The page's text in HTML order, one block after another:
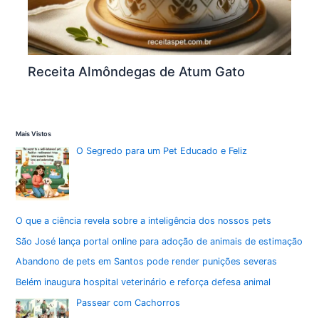
Receita Almôndegas de Atum Gato
Mais Vistos
O Segredo para um Pet Educado e Feliz
O que a ciência revela sobre a inteligência dos nossos pets
São José lança portal online para adoção de animais de estimação
Abandono de pets em Santos pode render punições severas
Belém inaugura hospital veterinário e reforça defesa animal
Passear com Cachorros